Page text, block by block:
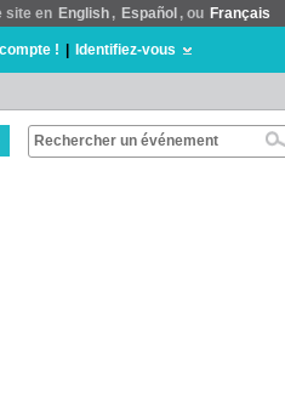
site en English , Español , ou Français
! Identifiez-vous